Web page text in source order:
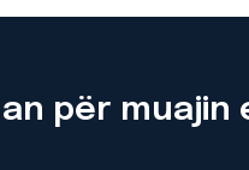
për muajin